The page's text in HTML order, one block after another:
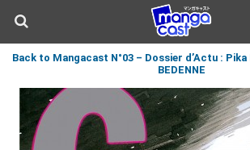
Back to Mangacast N°03 – Dossier d’Actu :
BEDENNE